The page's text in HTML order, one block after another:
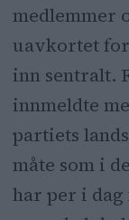
medlemmer
uavkortet
inn sentralt.
innmeldte
partiets
måte som i
har per i